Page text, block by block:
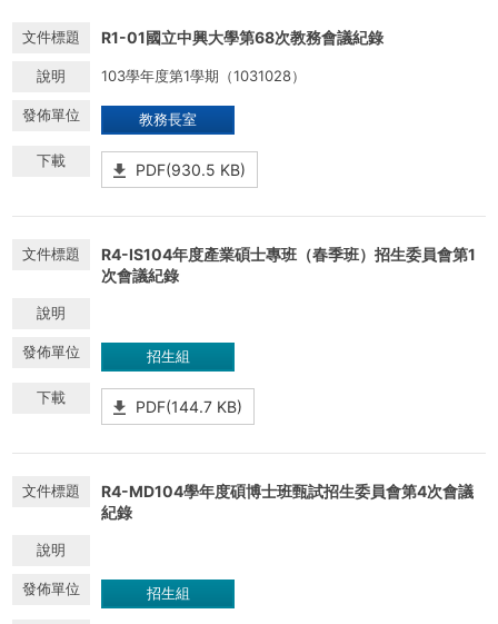
R1-01國立中興大學第68次教務會議紀錄
103學年度第1學期（1031028）
教務長室
PDF(930.5 KB)
R4-IS104年度產業碩士專班（春季班）招生委員會第1
次會議紀錄
招生組
PDF(144.7 KB)
R4-MD104學年度碩博士班甄試招生委員會第4次會議
紀錄
招生組